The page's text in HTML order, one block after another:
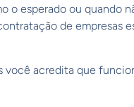
o esperado ou quando
de empresas
você acredita que